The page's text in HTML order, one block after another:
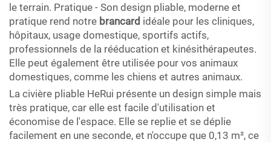
le terrain. Pratique - Son design pliable, moderne et
pratique rend notre brancard idéale pour les cliniques,
hôpitaux, usage domestique, sportifs actifs,
professionnels de la rééducation et kinésithérapeutes.
Elle peut également être utilisée pour vos animaux
domestiques, comme les chiens et autres animaux.
La civière pliable HeRui présente un design simple mais
très pratique, car elle est facile d'utilisation et
économise de l'espace. Elle se replie et se déplie
facilement en une seconde, et n'occupe que 0,13 m², ce